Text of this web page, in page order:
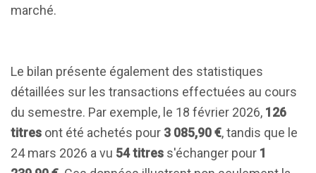
marché.
Le bilan présente également des statistiques
détaillées sur les transactions effectuées au cours
du semestre. Par exemple, le 18 février 2026, 126
titres ont été achetés pour 3 085,90 €, tandis que le
24 mars 2026 a vu 54 titres s'échanger pour 1